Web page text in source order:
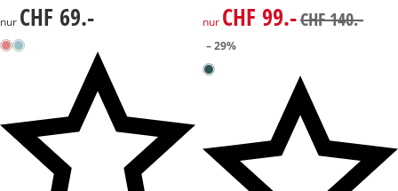
CHF 69.-
nur CHF 69.-
reduzierter Preis CHF 99.-,
nur CHF 99.-CHF 140.-
– 29%